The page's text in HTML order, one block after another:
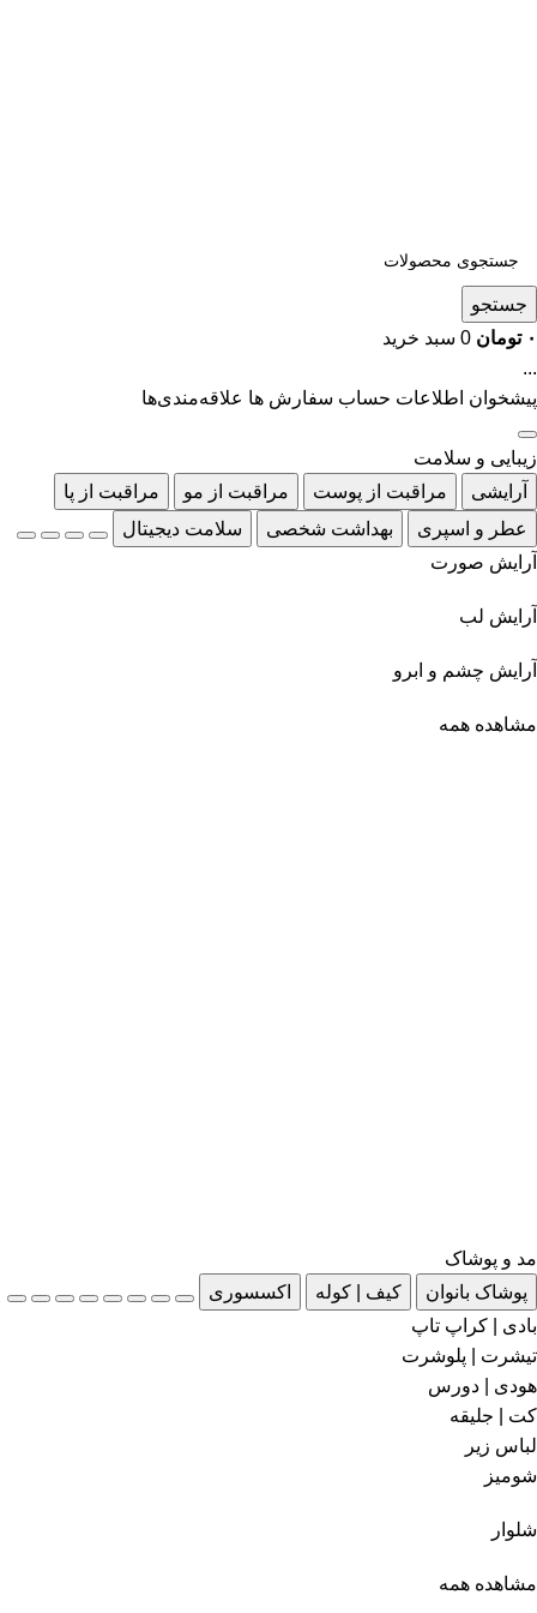
جستجو
۰ تومان 0 سبد خرید
...
پیشخوان اطلاعات حساب سفارش ها علاقه‌مندی‌ها
زیبایی و سلامت
آرایشی
مراقبت از پوست مراقبت از مو
مراقبت از پا
عطر و اسپری
بهداشت شخصی
سلامت دیجیتال
آرایش صورت
آرایش لب
آرایش چشم و ابرو
مشاهده همه
مد و پوشاک
پوشاک بانوان
کیف | کوله
اکسسوری
بادی | کراپ تاپ
تیشرت | پلوشرت
هودی | دورس
کت | جلیقه
لباس زیر
شومیز
شلوار
مشاهده همه